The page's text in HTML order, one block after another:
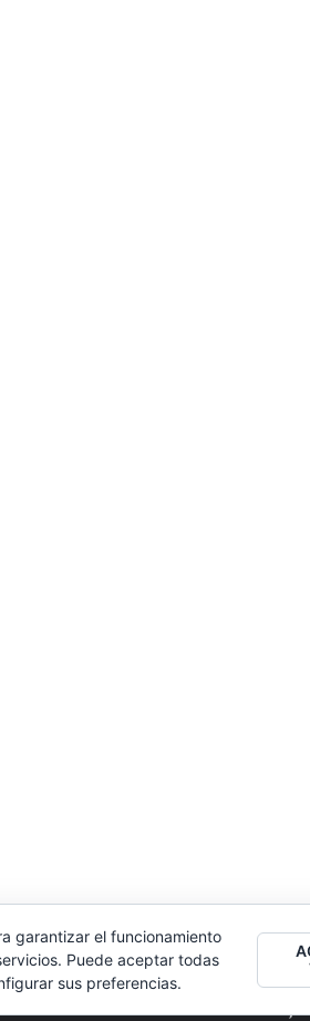
2026 Colectivo Burbuja
garantizar el funcionamiento
Puede aceptar todas
sus preferencias.